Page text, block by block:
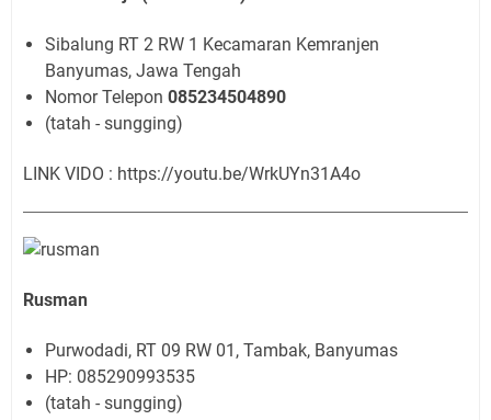
Sibalung RT 2 RW 1 Kecamaran Kemranjen
Banyumas, Jawa Tengah
Nomor Telepon 085234504890
(tatah - sungging)
LINK VIDO : https://youtu.be/WrkUYn31A4o
Rusman
Purwodadi, RT 09 RW 01, Tambak, Banyumas
HP: 085290993535
(tatah - sungging)